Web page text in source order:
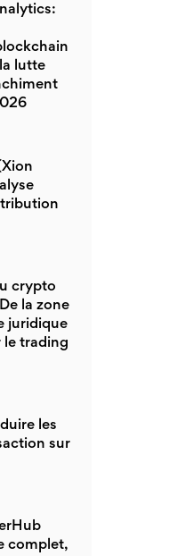
lutte
crypto
la zone
juridique
le trading
les
sur
complet,